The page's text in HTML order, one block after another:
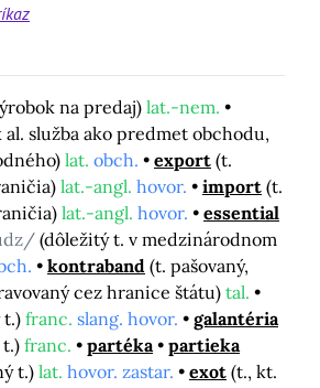
na predaj)lat.-nem.
al. služba ako predmet obchodu,
lat. obch. export (t.
lat.-angl. hovor. import (t.
lat.-angl. hovor.
essential
(dôležitý t. v medzinárodnom
kontraband (t. pašovaný,
cez hranice štátu) tal.
t.) franc. slang. hovor.
galantéria
franc. partéka
partieka
t.) lat. hovor. zastar. exot (t., kt.